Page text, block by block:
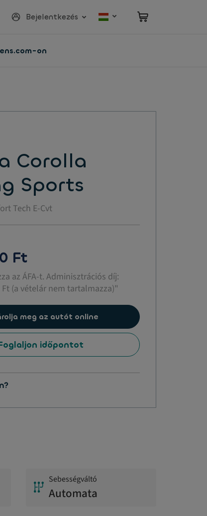
Bejelentkezés
on
Corolla
Sports
Tech E-Cvt
Ft
az ÁFA-t. Adminisztrációs díj:
(a vételár nem tartalmazza)"
meg az autót online
időpontot
Sebességváltó
Automata